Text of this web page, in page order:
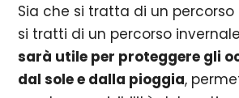
Sia che si tratta di un percorso
si tratti di un percorso
sarà utile per proteggere gli
dal sole e dalla pioggia,